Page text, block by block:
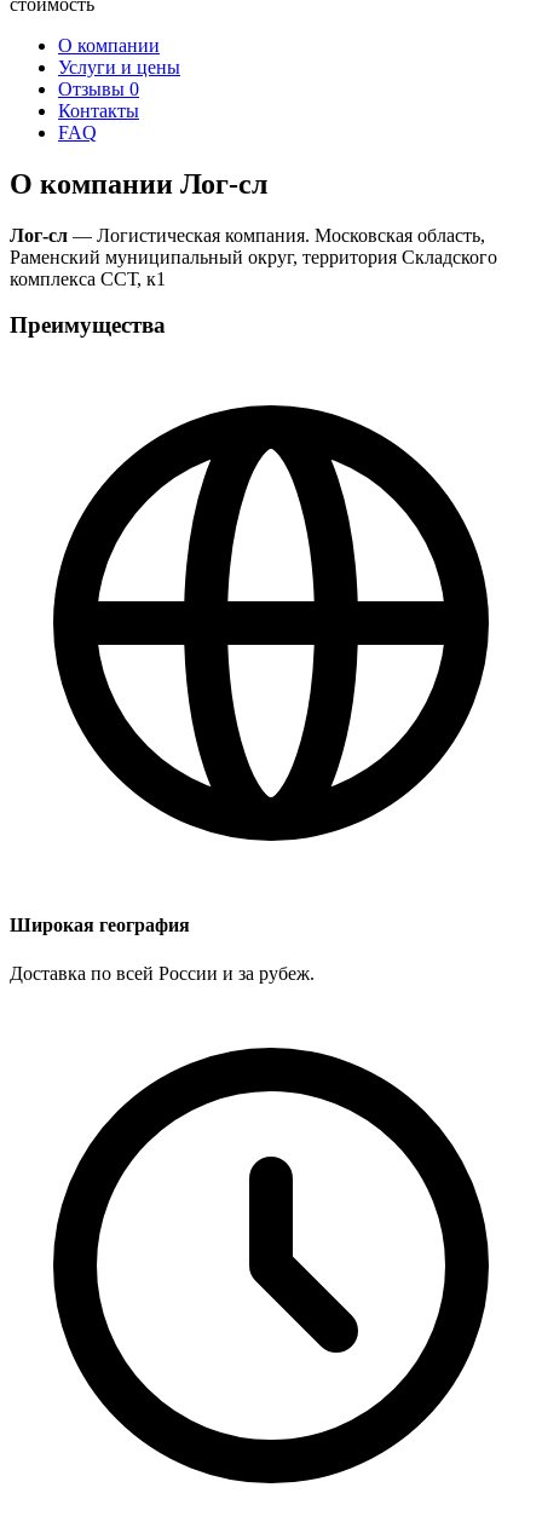
О компании
Услуги и цены
Отзывы 0
Контакты
FAQ
О компании Лог-сл
Лог-сл — Логистическая компания. Московская область,
Раменский муниципальный округ, территория Складского
комплекса ССТ, к1
Преимущества
Широкая география
Доставка по всей России и за рубеж.